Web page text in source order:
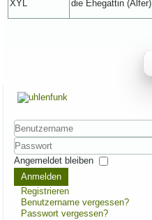
XYL die Ehegattin (Alfer)
Benutzername
Passwort
Angemeldet bleiben
Anmelden
Registrieren
Benutzername vergessen?
Passwort vergessen?